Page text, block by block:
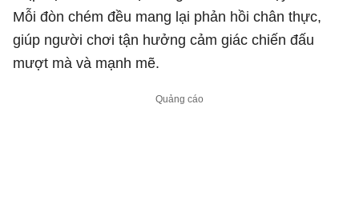
Mỗi đòn chém đều mang lại phản hồi chân thực,
giúp người chơi tận hưởng cảm giác chiến đấu
mượt mà và mạnh mẽ.